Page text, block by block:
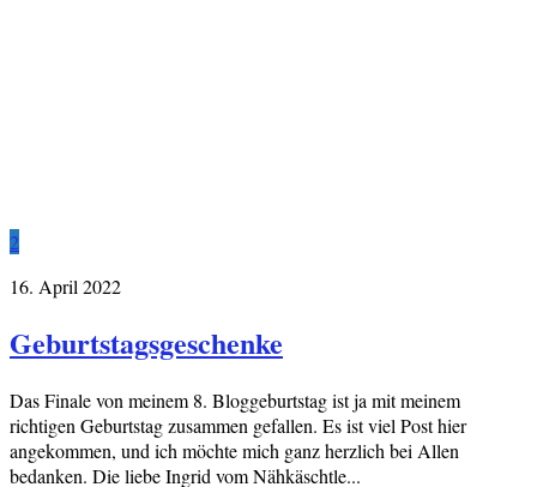
2
16. April 2022
Geburtstagsgeschenke
Das Finale von meinem 8. Bloggeburtstag ist ja mit meinem
richtigen Geburtstag zusammen gefallen. Es ist viel Post hier
angekommen, und ich möchte mich ganz herzlich bei Allen
bedanken. Die liebe Ingrid vom Nähkäschtle...